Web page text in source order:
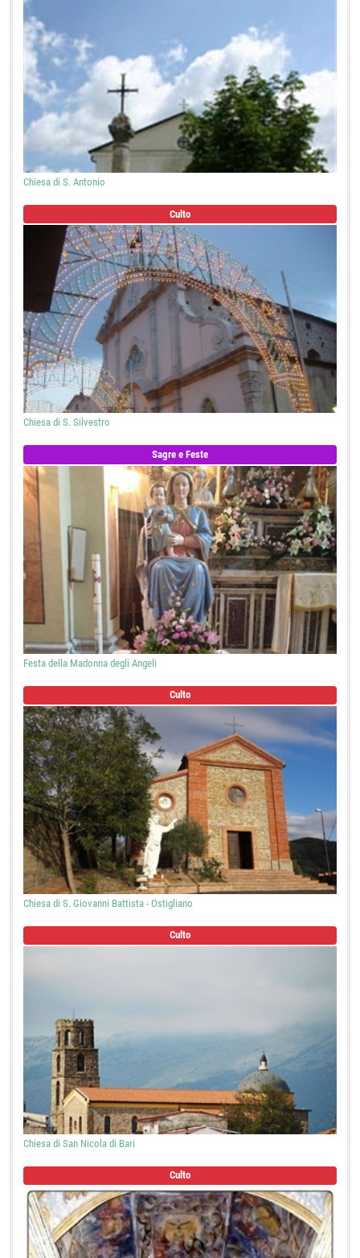
Chiesa di S. Antonio
Culto
Chiesa di S. Silvestro
Sagre e Feste
Festa della Madonna degli Angeli
Culto
Chiesa di S. Giovanni Battista - Ostigliano
Culto
Chiesa di San Nicola di Bari
Culto